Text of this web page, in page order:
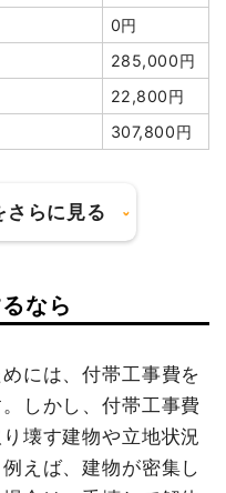
5,796,296
円
463,704円
6,260,000
円
円
160,000円
8,090円
2,790,910円
279,090円
円
坪
万1,600円
万円
0円
285,000円
22,800円
307,800円
さらに見る
体店舗1階建て
4,700円
7,000円
なら
には、付帯工事費を
しかし、付帯工事費
壊す建物や立地状況
えば、建物が密集し